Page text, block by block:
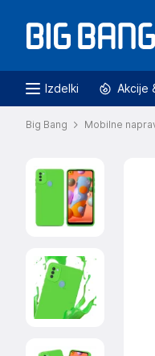
Izdelki Akcije
Big Bang Mobilne